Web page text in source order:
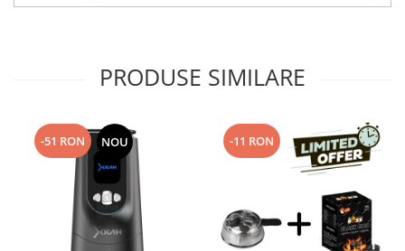
PRODUSE SIMILARE
-51 RON NOU -11 RON